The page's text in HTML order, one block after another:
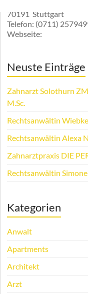
70191 Stuttgart
Telefon: (0711)
Webseite:
Neuste Einträge
Zahnarzt Solothurn
M.Sc.
Rechtsanwältin
Rechtsanwältin Alexa
Zahnarztpraxis DIE
Rechtsanwältin
Kategorien
Anwalt
Apartments
Architekt
Arzt